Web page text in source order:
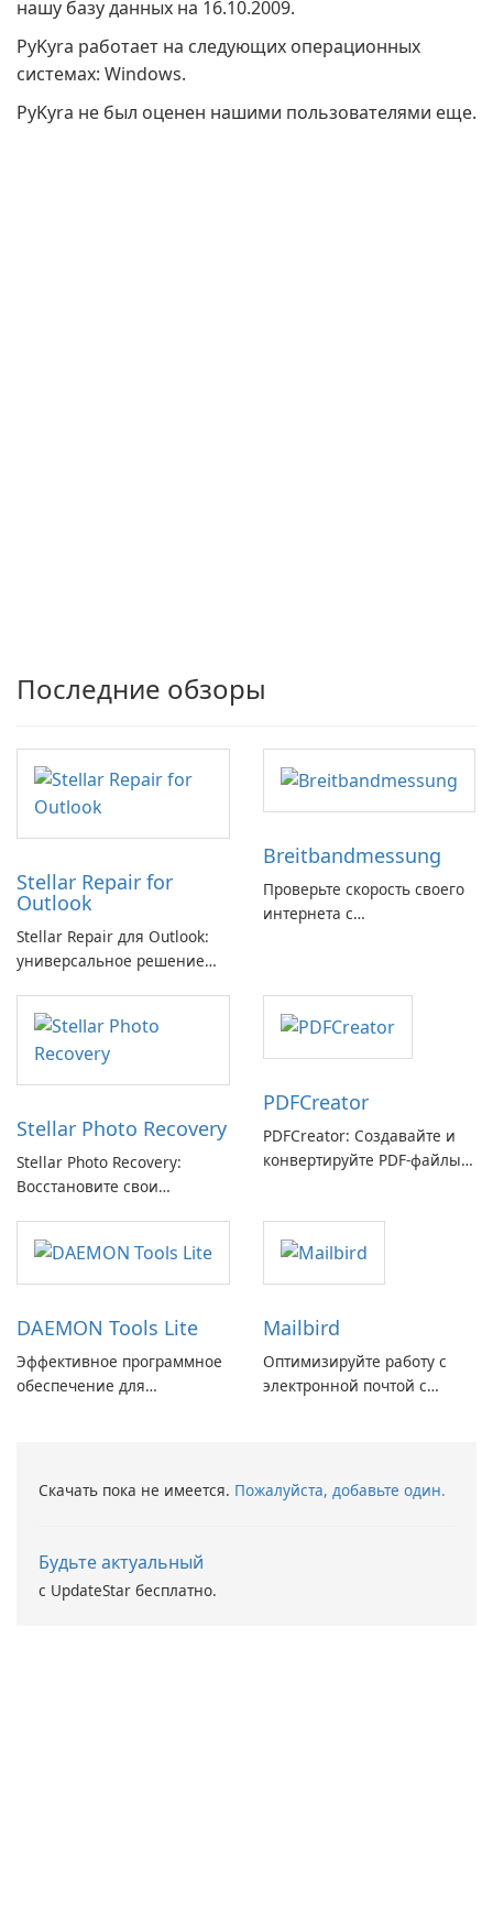
нашу базу данных на 16.10.2009.
PyKyra работает на следующих операционных
системах: Windows.
PyKyra не был оценен нашими пользователями еще.
Последние обзоры
Stellar Repair for
Outlook
Stellar Repair для Outlook:
универсальное решение
электронной почты
Breitbandmessung
Проверьте скорость своего
интернета с
Stellar Photo Recovery
Stellar Photo Recovery:
Восстановите свои
с легкостью
PDFCreator
PDFCreator: Создавайте и
конвертируйте PDF-файлы с
DAEMON Tools Lite
Эффективное программное
обеспечение для
Mailbird
Оптимизируйте работу с
электронной почтой с
Скачать пока не имеется. Пожалуйста, добавьте один.
Будьте актуальный
с UpdateStar бесплатно.